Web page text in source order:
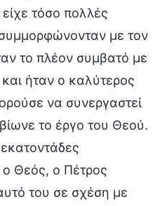
τόσο πολλές
με τον
το πλέον συμβατό με
ήταν ο καλύτερος
να συνεργαστεί
το έργο του Θεού.
ο Θεός, ο Πέτρος
του σε σχέση με